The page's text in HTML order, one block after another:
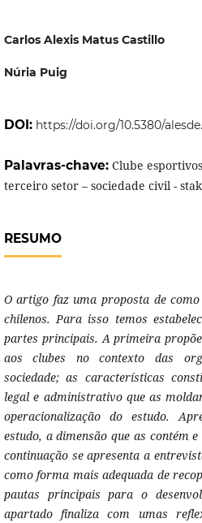
Carlos Alexis Matus Castillo
Núria Puig
DOI: https://doi.org/10.5380/
Palavras-chave: Clube
terceiro setor – sociedade civil -
RESUMO
O artigo faz uma proposta de
chilenos. Para isso temos
partes principais. A primeira
aos clubes no contexto das
sociedade; as características
legal e administrativo que as
operacionalização do estudo.
estudo, a dimensão que as contém
continuação se apresenta a
como forma mais adequada de
pautas principais para o
apartado finaliza com umas